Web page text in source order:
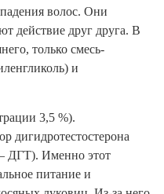
волос. Они
действие друг друга. В
только смесь-
и
3,5 %).
дигидротестостерона
ДГТ). Именно этот
питание и